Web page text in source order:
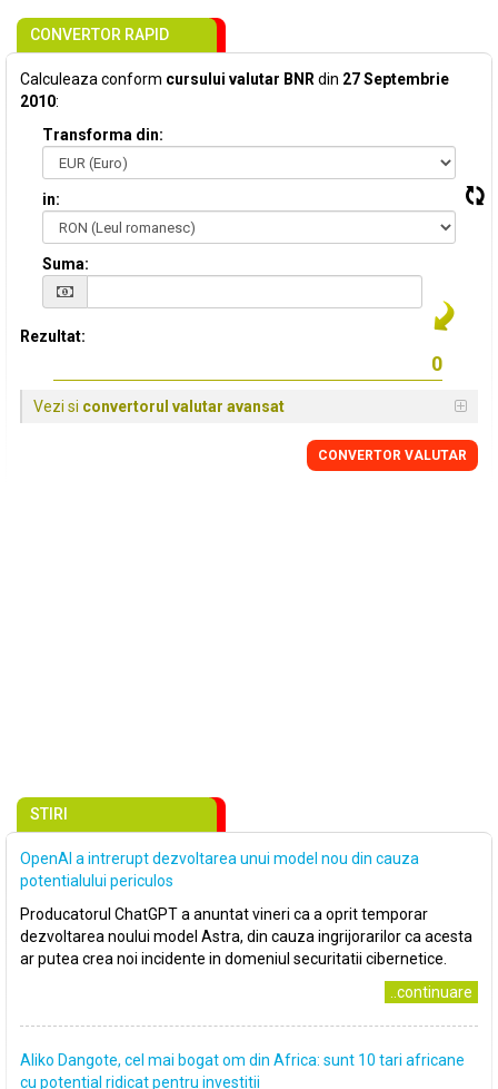
CONVERTOR RAPID
Calculeaza conform cursului valutar BNR din 27 Septembrie
2010:
Transforma din:
in:
Suma:
Rezultat:
Vezi si convertorul valutar avansat
CONVERTOR VALUTAR
STIRI
OpenAI a intrerupt dezvoltarea unui model nou din cauza
potentialului periculos
Producatorul ChatGPT a anuntat vineri ca a oprit temporar
dezvoltarea noului model Astra, din cauza ingrijorarilor ca acesta
ar putea crea noi incidente in domeniul securitatii cibernetice.
..continuare
Aliko Dangote, cel mai bogat om din Africa: sunt 10 tari africane
cu potential ridicat pentru investitii